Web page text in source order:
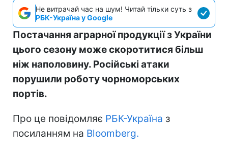
Не витрачай час на шум! Читай тільки суть з
РБК-Україна у Google
Постачання аграрної продукції з України
цього сезону може скоротитися більш
ніж наполовину. Російські атаки
порушили роботу чорноморських
портів.
Про це повідомляє РБК-Україна з
посиланням на Bloomberg.